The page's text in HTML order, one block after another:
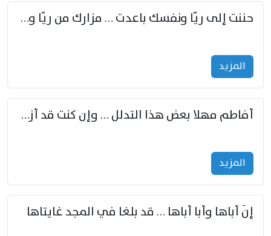
حننت إلى ريّا ونفسك باعدت … مزارك من ريّا وشعباكما معا
المزید
أفاطم مهلا بعض هذا التدلل … وإن كنت قد أزمعت صرمي فأجملي
المزید
إنّ أباها وأبا أباها … قد بلغا في المجد غايتاها